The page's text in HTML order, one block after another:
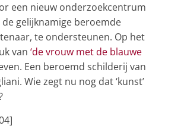
een nieuw onderzoekcentrum
gelijknamige beroemde
te ondersteunen. Op het
van ‘de vrouw met de blauwe
Een beroemd schilderij van
Wie zegt nu nog dat ‘kunst’